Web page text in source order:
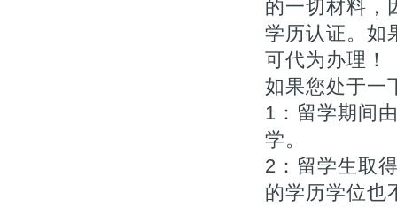
的一切材料，
学历认证。如
可代为办理！
如果您处于一
1：留学期间
学。
2：留学生取
的学历学位也